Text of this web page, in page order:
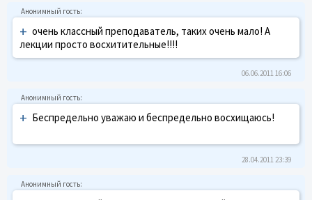
+ очень классный преподаватель, таких очень мало! А
лекции просто восхитительные!!!!
06.06.2011 16:06
+ Беспредельно уважаю и беспредельно восхищаюсь!
28.04.2011 23:39